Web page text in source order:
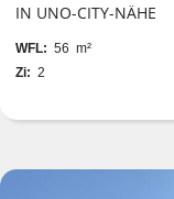
IN UNO-CITY-NÄHE
WFL: 56 m²
Zi: 2